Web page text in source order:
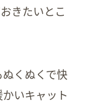
きたいとこ
くぬくで快
いキャット